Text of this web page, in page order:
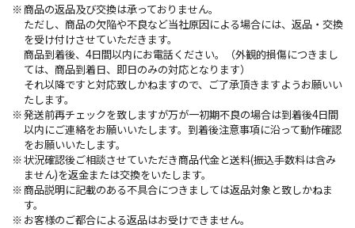
商品の返品及び交換は承っておりません。
ただし、商品の欠陥や不良など当社原因による場合には、返品・交換
を受け付けさせていただきます。
商品到着後、4日間以内にお電話ください。（外観的損傷につきまし
ては、商品到着日、即日のみの対応となります）
それ以降ですと対応致しかねますので、ご了承頂きますようお願いい
たします。
発送前再チェックを致しますが万が一初期不良の場合は到着後4日間
以内にご連絡をお願いいたします。到着後注意事項に沿って動作確認
をお願いいたします。
状況確認後ご相談させていただき商品代金と送料(振込手数料は含み
ません)を返金または交換をいたします。
商品説明に記載のある不具合につきましては返品対象と致しかねま
す。
お客様のご都合による返品はお受けできません。